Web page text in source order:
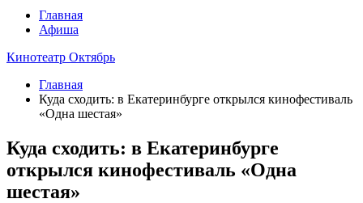
Главная
Афиша
Кинотеатр Октябрь
Главная
Куда сходить: в Екатеринбурге открылся кинофестиваль
«Одна шестая»
Куда сходить: в Екатеринбурге
открылся кинофестиваль «Одна
шестая»